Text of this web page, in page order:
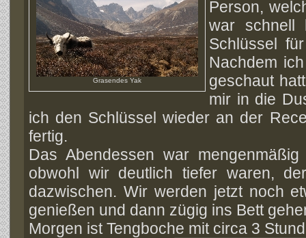
Grasendes Yak
Person,
war schnell
Schlüssel
Nachdem
geschaut
mir in die
ich den Schlüssel wieder an der
fertig.
Das Abendessen war
obwohl wir deutlich tiefer waren,
dazwischen. Wir werden jetzt noch
genießen und dann zügig ins Bett
Morgen ist Tengboche mit circa 3